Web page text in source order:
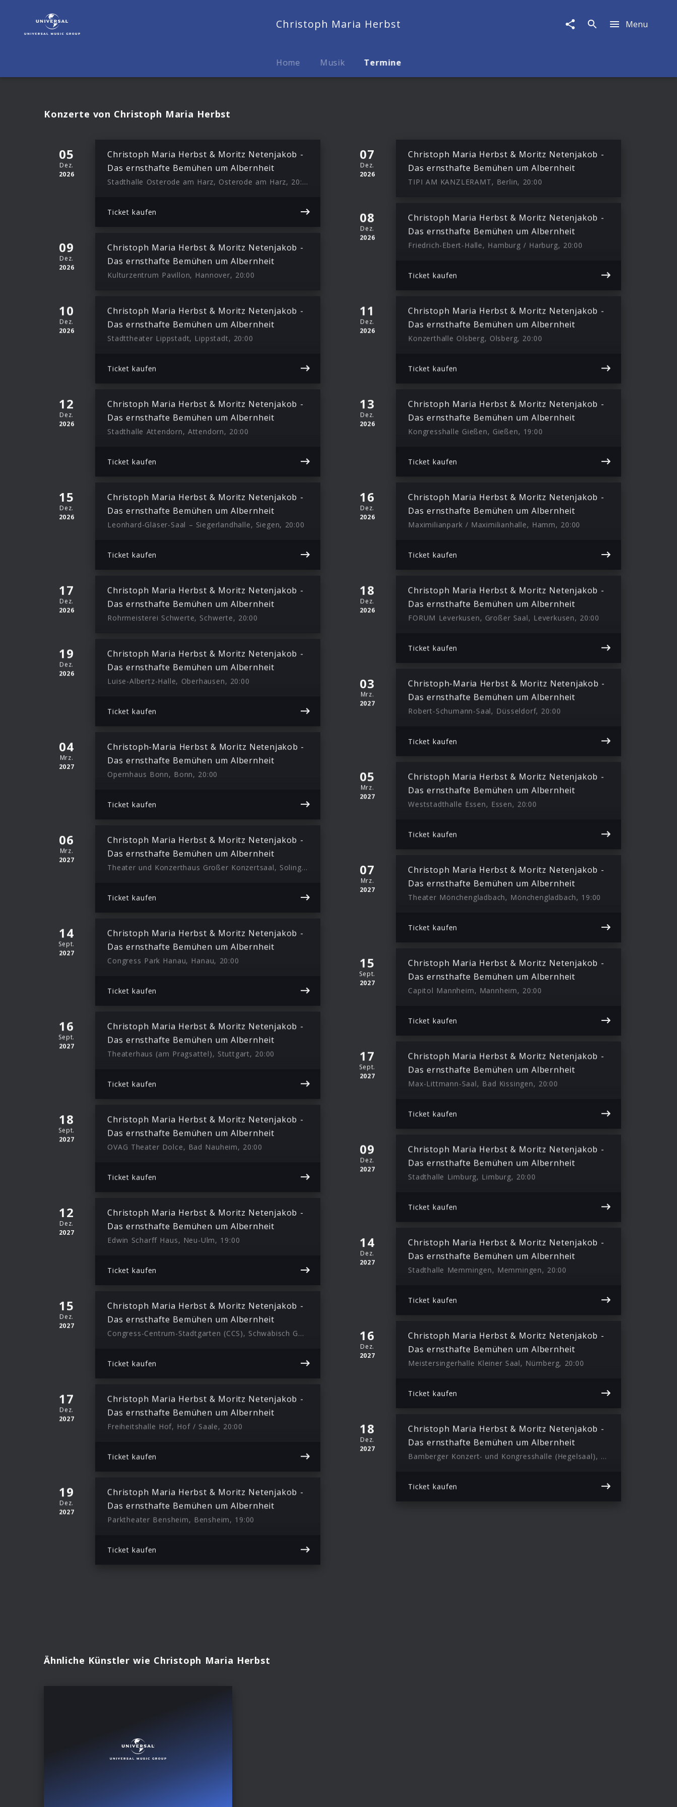
Herbst
Christoph Maria Herbst Menu
Home Musik Termine
Konzerte von Christoph Maria Herbst
05
Dez.
2026
Christoph Maria Herbst & Moritz Netenjakob -
Das ernsthafte Bemühen um Albernheit
Stadthalle Osterode am Harz, Osterode am Harz, 20:00
Ticket kaufen
07
Dez.
2026
Christoph Maria Herbst & Moritz Netenjakob -
Das ernsthafte Bemühen um Albernheit
TIPI AM KANZLERAMT, Berlin, 20:00
08
Dez.
2026
Christoph Maria Herbst & Moritz Netenjakob -
Das ernsthafte Bemühen um Albernheit
Friedrich-Ebert-Halle, Hamburg / Harburg, 20:00
Ticket kaufen
09
Dez.
2026
Christoph Maria Herbst & Moritz Netenjakob -
Das ernsthafte Bemühen um Albernheit
Kulturzentrum Pavillon, Hannover, 20:00
10
Dez.
2026
Christoph Maria Herbst & Moritz Netenjakob -
Das ernsthafte Bemühen um Albernheit
Stadttheater Lippstadt, Lippstadt, 20:00
Ticket kaufen
11
Dez.
2026
Christoph Maria Herbst & Moritz Netenjakob -
Das ernsthafte Bemühen um Albernheit
Konzerthalle Olsberg, Olsberg, 20:00
Ticket kaufen
12
Dez.
2026
Christoph Maria Herbst & Moritz Netenjakob -
Das ernsthafte Bemühen um Albernheit
Stadthalle Attendorn, Attendorn, 20:00
Ticket kaufen
13
Dez.
2026
Christoph Maria Herbst & Moritz Netenjakob -
Das ernsthafte Bemühen um Albernheit
Kongresshalle Gießen, Gießen, 19:00
Ticket kaufen
15
Dez.
2026
Christoph Maria Herbst & Moritz Netenjakob -
Das ernsthafte Bemühen um Albernheit
Leonhard-Gläser-Saal – Siegerlandhalle, Siegen, 20:00
Ticket kaufen
16
Dez.
2026
Christoph Maria Herbst & Moritz Netenjakob -
Das ernsthafte Bemühen um Albernheit
Maximilianpark / Maximilianhalle, Hamm, 20:00
Ticket kaufen
17
Dez.
2026
Christoph Maria Herbst & Moritz Netenjakob -
Das ernsthafte Bemühen um Albernheit
Rohrmeisterei Schwerte, Schwerte, 20:00
18
Dez.
2026
Christoph Maria Herbst & Moritz Netenjakob -
Das ernsthafte Bemühen um Albernheit
FORUM Leverkusen, Großer Saal, Leverkusen, 20:00
Ticket kaufen
19
Dez.
2026
Christoph Maria Herbst & Moritz Netenjakob -
Das ernsthafte Bemühen um Albernheit
Luise-Albertz-Halle, Oberhausen, 20:00
Ticket kaufen
03
Mrz.
2027
Christoph-Maria Herbst & Moritz Netenjakob -
Das ernsthafte Bemühen um Albernheit
Robert-Schumann-Saal, Düsseldorf, 20:00
Ticket kaufen
04
Mrz.
2027
Christoph-Maria Herbst & Moritz Netenjakob -
Das ernsthafte Bemühen um Albernheit
Opernhaus Bonn, Bonn, 20:00
Ticket kaufen
05
Mrz.
2027
Christoph Maria Herbst & Moritz Netenjakob -
Das ernsthafte Bemühen um Albernheit
Weststadthalle Essen, Essen, 20:00
Ticket kaufen
06
Mrz.
2027
Christoph Maria Herbst & Moritz Netenjakob -
Das ernsthafte Bemühen um Albernheit
Theater und Konzerthaus Großer Konzertsaal, Solingen, 20:00
Ticket kaufen
07
Mrz.
2027
Christoph Maria Herbst & Moritz Netenjakob -
Das ernsthafte Bemühen um Albernheit
Theater Mönchengladbach, Mönchengladbach, 19:00
Ticket kaufen
14
Sept.
2027
Christoph Maria Herbst & Moritz Netenjakob -
Das ernsthafte Bemühen um Albernheit
Congress Park Hanau, Hanau, 20:00
Ticket kaufen
15
Sept.
2027
Christoph Maria Herbst & Moritz Netenjakob -
Das ernsthafte Bemühen um Albernheit
Capitol Mannheim, Mannheim, 20:00
Ticket kaufen
16
Sept.
2027
Christoph Maria Herbst & Moritz Netenjakob -
Das ernsthafte Bemühen um Albernheit
Theaterhaus (am Pragsattel), Stuttgart, 20:00
Ticket kaufen
17
Sept.
2027
Christoph Maria Herbst & Moritz Netenjakob -
Das ernsthafte Bemühen um Albernheit
Max-Littmann-Saal, Bad Kissingen, 20:00
Ticket kaufen
18
Sept.
2027
Christoph Maria Herbst & Moritz Netenjakob -
Das ernsthafte Bemühen um Albernheit
OVAG Theater Dolce, Bad Nauheim, 20:00
Ticket kaufen
09
Dez.
2027
Christoph Maria Herbst & Moritz Netenjakob -
Das ernsthafte Bemühen um Albernheit
Stadthalle Limburg, Limburg, 20:00
Ticket kaufen
12
Dez.
2027
Christoph Maria Herbst & Moritz Netenjakob -
Das ernsthafte Bemühen um Albernheit
Edwin Scharff Haus, Neu-Ulm, 19:00
Ticket kaufen
14
Dez.
2027
Christoph Maria Herbst & Moritz Netenjakob -
Das ernsthafte Bemühen um Albernheit
Stadthalle Memmingen, Memmingen, 20:00
Ticket kaufen
15
Dez.
2027
Christoph Maria Herbst & Moritz Netenjakob -
Das ernsthafte Bemühen um Albernheit
Congress-Centrum-Stadtgarten (CCS), Schwäbisch Gmünd, 20:00
Ticket kaufen
16
Dez.
2027
Christoph Maria Herbst & Moritz Netenjakob -
Das ernsthafte Bemühen um Albernheit
Meistersingerhalle Kleiner Saal, Nürnberg, 20:00
Ticket kaufen
17
Dez.
2027
Christoph Maria Herbst & Moritz Netenjakob -
Das ernsthafte Bemühen um Albernheit
Freiheitshalle Hof, Hof / Saale, 20:00
Ticket kaufen
18
Dez.
2027
Christoph Maria Herbst & Moritz Netenjakob -
Das ernsthafte Bemühen um Albernheit
Bamberger Konzert- und Kongresshalle (Hegelsaal), Bamberg, 20:00
Ticket kaufen
19
Dez.
2027
Christoph Maria Herbst & Moritz Netenjakob -
Das ernsthafte Bemühen um Albernheit
Parktheater Bensheim, Bensheim, 19:00
Ticket kaufen
Ähnliche Künstler wie Christoph Maria Herbst